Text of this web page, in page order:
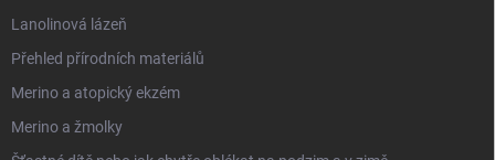
Lanolinová lázeň
Přehled přírodních materiálů
Merino a atopický ekzém
Merino a žmolky